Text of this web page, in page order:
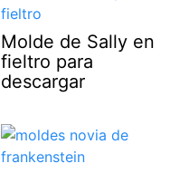
Molde de Sally en
fieltro para
descargar